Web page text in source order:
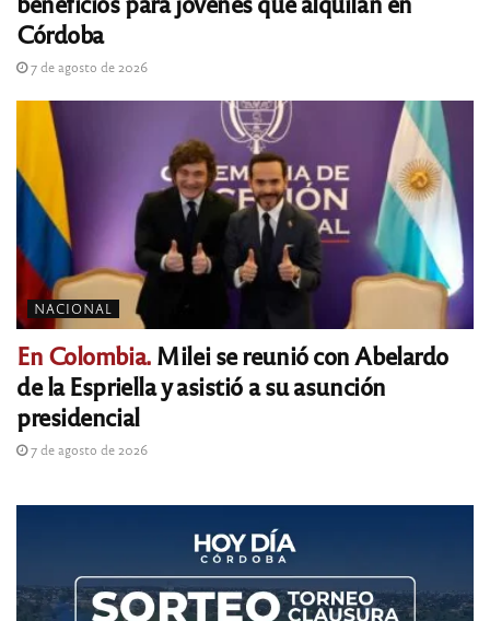
Córdoba
7 de agosto de 2026
NACIONAL
En Colombia.Milei se reunió con Abelardo
de la Espriella y asistió a su asunción
presidencial
7 de agosto de 2026